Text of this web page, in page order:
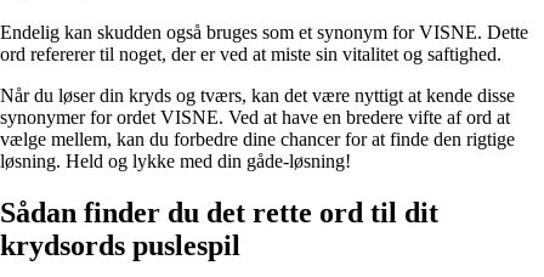
Endelig kan skudden også bruges som et synonym for VISNE. Dette
ord refererer til noget, der er ved at miste sin vitalitet og saftighed.
Når du løser din kryds og tværs, kan det være nyttigt at kende disse
synonymer for ordet VISNE. Ved at have en bredere vifte af ord at
vælge mellem, kan du forbedre dine chancer for at finde den rigtige
løsning. Held og lykke med din gåde-løsning!
Sådan finder du det rette ord til dit
krydsords puslespil